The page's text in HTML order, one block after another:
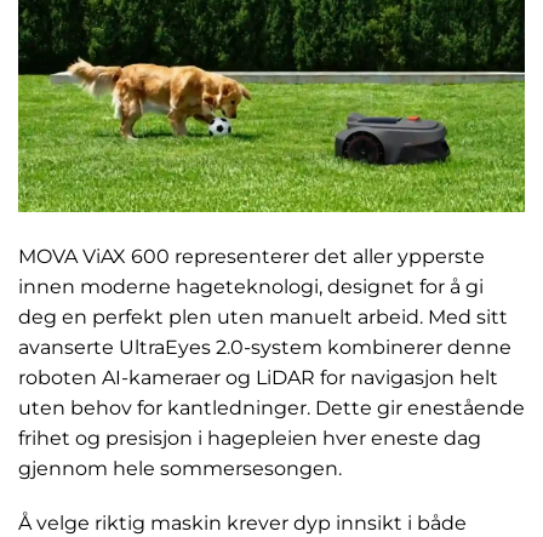
MOVA ViAX 600 representerer det aller ypperste
innen moderne hageteknologi, designet for å gi
deg en perfekt plen uten manuelt arbeid. Med sitt
avanserte UltraEyes 2.0-system kombinerer denne
roboten AI-kameraer og LiDAR for navigasjon helt
uten behov for kantledninger. Dette gir enestående
frihet og presisjon i hagepleien hver eneste dag
gjennom hele sommersesongen.
Å velge riktig maskin krever dyp innsikt i både